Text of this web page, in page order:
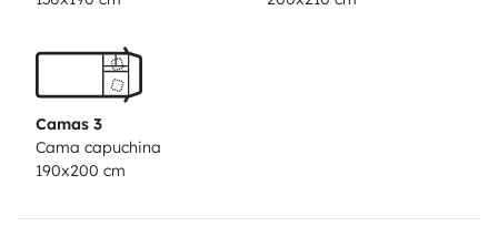
Camas 3
Cama capuchina
190x200 cm